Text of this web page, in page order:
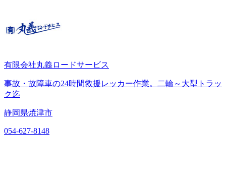
有限会社丸義ロードサービス
事故・故障車の24時間救援レッカー作業。二輪～大型トラッ
ク迄
静岡県焼津市
054-627-8148